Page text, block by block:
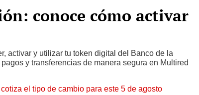
conoce cómo activar
activar y utilizar tu token digital del Banco de la
y transferencias de manera segura en Multired
el tipo de cambio para este 5 de agosto